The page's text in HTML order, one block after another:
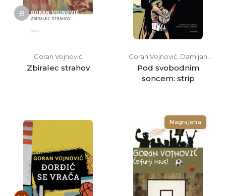
e
Goran Vojnović
Zbiralec strahov
Goran Vojnović, Damijan
Stepančič
Pod svobodnim
soncem: strip
Nagrajena